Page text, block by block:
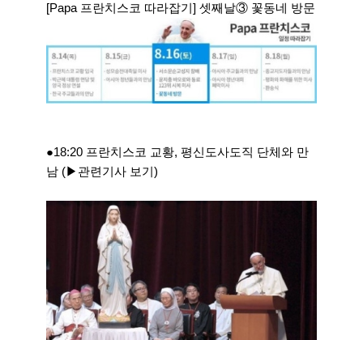
[Papa 프란치스코 따라잡기] 셋째날③ 꽃동네 방문
●18:20 프란치스코 교황, 평신도사도직 단체와 만
남 (▶관련기사 보기)